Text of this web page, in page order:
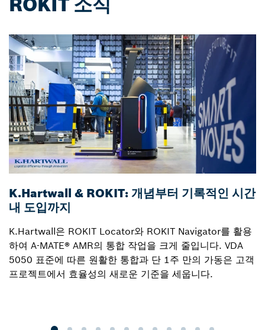
ROKIT 소식
K.Hartwall & ROKIT: 개념부터 기록적인 시간
내 도입까지
K.Hartwall은 ROKIT Locator와 ROKIT Navigator를 활용
하여 A-MATE® AMR의 통합 작업을 크게 줄입니다. VDA
5050 표준에 따른 원활한 통합과 단 1주 만의 가동은 고객
프로젝트에서 효율성의 새로운 기준을 세웁니다.